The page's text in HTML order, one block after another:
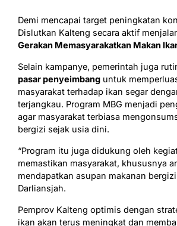
Demi mencapai target peningkatan
Dislutkan Kalteng secara aktif
Gerakan Memasyarakatkan Makan
Selain kampanye, pemerintah juga
pasar penyeimbang untuk
masyarakat terhadap ikan segar
terjangkau. Program MBG menjadi
agar masyarakat terbiasa
bergizi sejak usia dini.
“Program itu juga didukung oleh
memastikan masyarakat, khususnya
mendapatkan asupan makanan
Darliansjah.
Pemprov Kalteng optimis dengan
ikan akan terus meningkat dan